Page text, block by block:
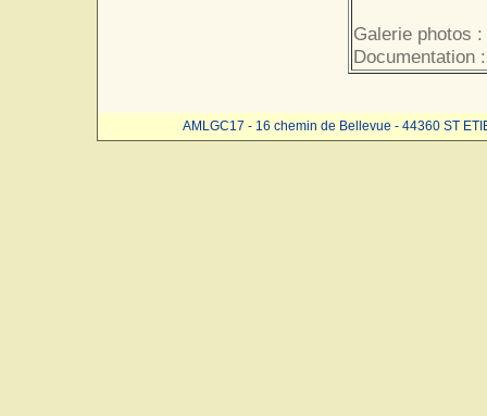
Galerie photos :
Documentation :
AMLGC17 - 16 chemin de Bellevue - 44360 ST